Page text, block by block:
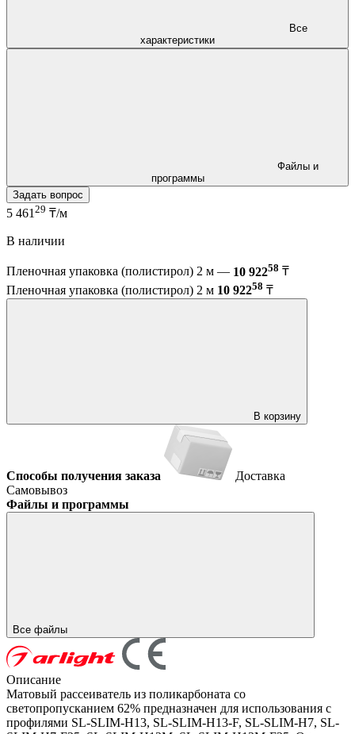
характеристики
программы
Задать вопрос
5 461 29 ₸/м
В наличии
Пленочная упаковка (полистирол) 2 м — 10 92258 ₸
Пленочная упаковка (полистирол) 2 м 10 92258 ₸
В корзину
Способы получения заказа
Доставка
Самовывоз
Файлы и программы
Все файлы
Описание
Матовый рассеиватель из поликарбоната со
светопропусканием 62% предназначен для использования с
профилями SL-SLIM-H13, SL-SLIM-H13-F, SL-SLIM-H7, SL-